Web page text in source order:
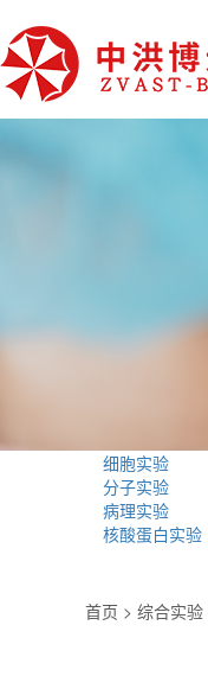
细胞实验
分子实验
病理实验
核酸蛋白实验
首页 > 综合实验